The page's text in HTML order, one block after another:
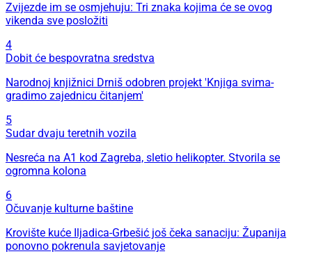
Zvijezde im se osmjehuju: Tri znaka kojima će se ovog
vikenda sve posložiti
4
Dobit će bespovratna sredstva
Narodnoj knjižnici Drniš odobren projekt 'Knjiga svima-
gradimo zajednicu čitanjem'
5
Sudar dvaju teretnih vozila
Nesreća na A1 kod Zagreba, sletio helikopter. Stvorila se
ogromna kolona
6
Očuvanje kulturne baštine
Krovište kuće Iljadica-Grbešić još čeka sanaciju: Županija
ponovno pokrenula savjetovanje